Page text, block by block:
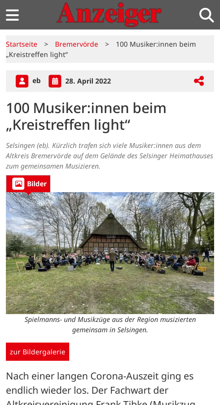
Startseite > Bremervörde >
100 Musiker:innen beim
„Kreistreffen light“
eb 28. April 2022
100 Musiker:innen beim
„Kreistreffen light“
Selsingen (eb). Kürzlich trafen sich viele Musiker:innen aus dem
Altkreis Bremervörde auf dem Gelände des Selsinger Heimathauses
zum gemeinsamen Musizieren.
Bilder
Spielmanns- und Musikzüge aus der Region musizierten
gemeinsam in Selsingen.
zur Bildergalerie
Nach einer langen Corona-Auszeit ging es
endlich wieder los. Der Fachwart der